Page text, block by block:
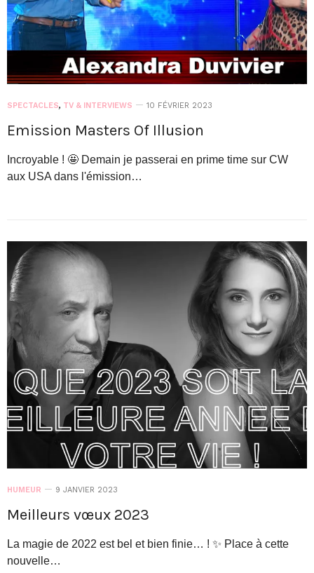
SPECTACLES, TV & INTERVIEWS 10 FÉVRIER 2023
Emission Masters Of Illusion
Incroyable ! 🤩 Demain je passerai en prime time sur CW
aux USA dans l'émission…
HUMEUR 9 JANVIER 2023
Meilleurs vœux 2023
La magie de 2022 est bel et bien finie… ! ✨ Place à cette
nouvelle…